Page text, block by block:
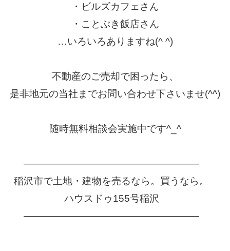
・ビルズカフェさん
・ことぶき飯店さん
…いろいろありますね(^ ^)
不動産のご売却で困ったら、
是非地元の当社までお問い合わせ下さいませ(^^)
随時無料相談会実施中です^_^
——————————————————
稲沢市で土地・建物を売るなら。買うなら。
ハウスドゥ155号稲沢
——————————————————